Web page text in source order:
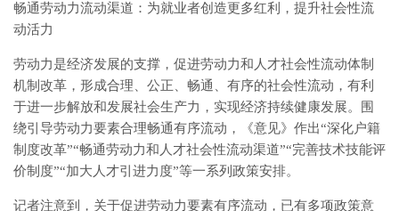
畅通劳动力流动渠道：为就业者创造更多红利，提升社会性流
动活力
劳动力是经济发展的支撑，促进劳动力和人才社会性流动体制
机制改革，形成合理、公正、畅通、有序的社会性流动，有利
于进一步解放和发展社会生产力，实现经济持续健康发展。围
绕引导劳动力要素合理畅通有序流动，《意见》作出“深化户籍
制度改革”“畅通劳动力和人才社会性流动渠道”“完善技术技能评
价制度”“加大人才引进力度”等一系列政策安排。
记者注意到，关于促进劳动力要素有序流动，已有多项政策意